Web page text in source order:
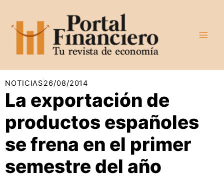
contenido
NOTICIAS26/08/2014
La exportación de
productos españoles
se frena en el primer
semestre del año